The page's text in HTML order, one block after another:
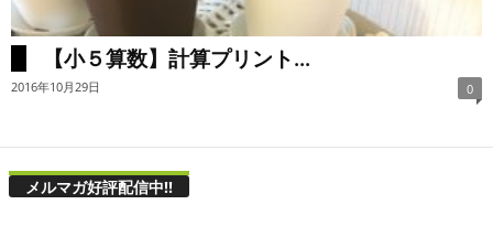
【小５算数】計算プリント...
2016年10月29日 0
メルマガ好評配信中!!